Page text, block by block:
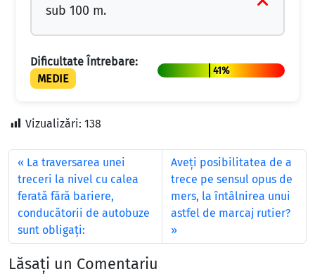
sub 100 m.
Dificultate Întrebare:
MEDIE
41%
Vizualizări: 138
La traversarea unei
treceri la nivel cu calea
ferată fără bariere,
conducătorii de autobuze
sunt obligaţi:
Aveţi posibilitatea de a
trece pe sensul opus de
mers, la întâlnirea unui
astfel de marcaj rutier?
Lăsați un Comentariu